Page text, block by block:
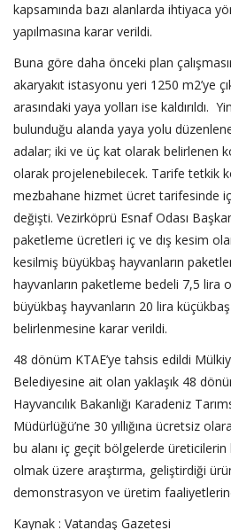
kapsamında bazı alanlarda ihtiyaca
yapılmasına karar verildi.
Buna göre daha önceki plan
akaryakıt istasyonu yeri 1250 m2’ye
arasındaki yaya yolları ise kaldırıldı.
bulunduğu alanda yaya yolu
adalar; iki ve üç kat olarak belirlenen
olarak projelenebilecek. Tarife tetkik
mezbahane hizmet ücret tarifesinde
değişti. Vezirköprü Esnaf Odası
paketleme ücretleri iç ve dış kesim
kesilmiş büyükbaş hayvanların
hayvanların paketleme bedeli 7,5 lira
büyükbaş hayvanların 20 lira
belirlenmesine karar verildi.
48 dönüm KTAE’ye tahsis edildi
Belediyesine ait olan yaklaşık 48
Hayvancılık Bakanlığı Karadeniz
Müdürlüğü’ne 30 yıllığına ücretsiz
bu alanı iç geçit bölgelerde üreticilerin
olmak üzere araştırma, geliştirdiği
demonstrasyon ve üretim
Kaynak : Vatandaş Gazetesi